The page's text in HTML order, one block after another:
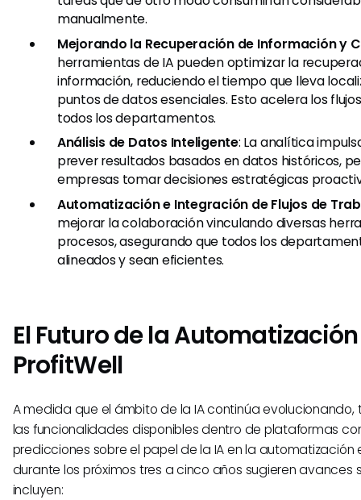
manualmente.
Mejorando la Recuperación de Información y
herramientas de IA pueden optimizar la
información, reduciendo el tiempo que lleva
puntos de datos esenciales. Esto acelera los
todos los departamentos.
Análisis de Datos Inteligente: La analítica
prever resultados basados en datos históricos,
empresas tomar decisiones estratégicas
Automatización e Integración de Flujos de
mejorar la colaboración vinculando diversas
procesos, asegurando que todos los
alineados y sean eficientes.
El Futuro de la
ProfitWell
A medida que el ámbito de la IA continúa evolucionando,
las funcionalidades disponibles dentro de plataformas
predicciones sobre el papel de la IA en la automatización
durante los próximos tres a cinco años sugieren avances
incluyen: